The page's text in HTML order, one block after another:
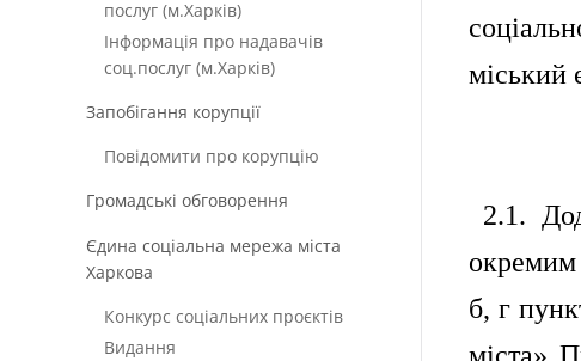
міський
2.1.
окремим
б, г
послуг (м.Харків)
Інформація про надавачів
соц.послуг (м.Харків)
Запобігання корупції
Повідомити про корупцію
Громадські обговорення
Єдина соціальна мережа міста
Харкова
Конкурс соціальних проєктів
Видання